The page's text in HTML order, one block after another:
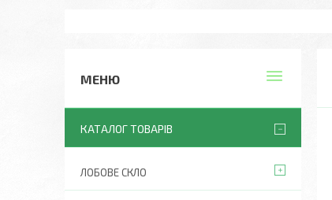
КАТАЛОГ ТОВАРІВ
ЛОБОВЕ СКЛО